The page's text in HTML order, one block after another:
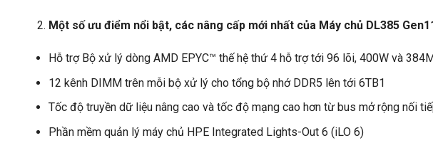
Một số ưu điểm nổi bật, các nâng cấp mới nhất của Máy chủ DL385
Hỗ trợ Bộ xử lý dòng AMD EPYC™ thế hệ thứ 4 hỗ trợ tới 96 lõi, 400W và
12 kênh DIMM trên mỗi bộ xử lý cho tổng bộ nhớ DDR5 lên tới 6TB1
Tốc độ truyền dữ liệu nâng cao và tốc độ mạng cao hơn từ bus mở rộng nối
Phần mềm quản lý máy chủ HPE Integrated Lights-Out 6 (iLO 6)